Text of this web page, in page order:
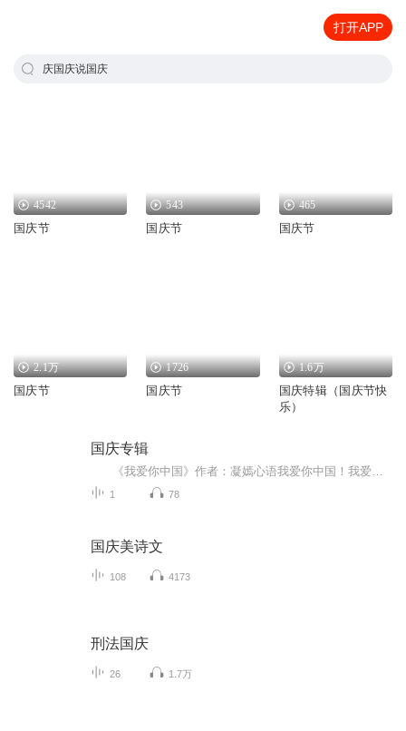
打开APP
庆国庆说国庆
4542
国庆节
543
国庆节
465
国庆节
2.1万
国庆节
1726
国庆节
1.6万
国庆特辑（国庆节快
乐）
国庆专辑
1 78
国庆美诗文
108 4173
刑法国庆
26 1.7万